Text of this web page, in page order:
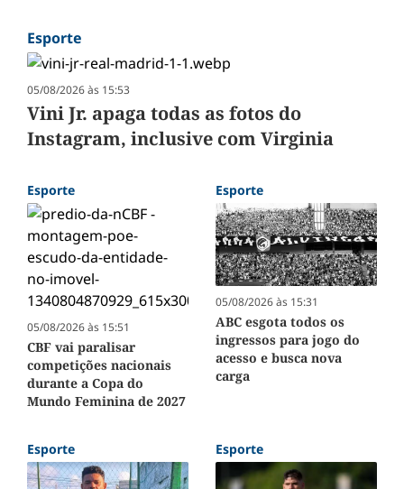
Esporte
05/08/2026 às 15:53
Vini Jr. apaga todas as fotos do
Instagram, inclusive com Virginia
Esporte
05/08/2026 às 15:51
CBF vai paralisar
competições nacionais
durante a Copa do
Mundo Feminina de 2027
Esporte
05/08/2026 às 15:31
ABC esgota todos os
ingressos para jogo do
acesso e busca nova
carga
Esporte Esporte